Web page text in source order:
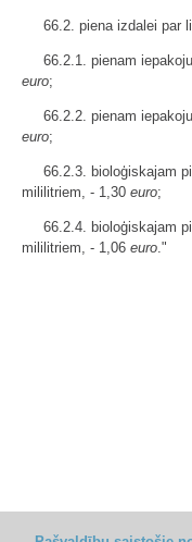
66.2. piena izdalei par
66.2.1. pienam
euro;
66.2.2. pienam
euro;
66.2.3. bioloģiskajam
mililitriem, - 1,30 euro;
66.2.4. bioloģiskajam
mililitriem, - 1,06 euro ."